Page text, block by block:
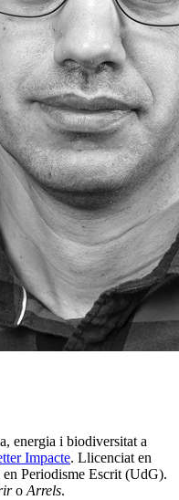
energia i biodiversitat a
Impacte. Llicenciat en
Periodisme Escrit (UdG).
o Arrels.